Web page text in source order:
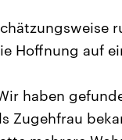
Hoffnung auf
haben
Zugehfrau